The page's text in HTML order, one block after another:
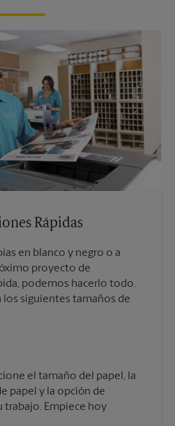
Rápidas
en blanco y negro o a
proyecto de
podemos hacerlo todo.
los siguientes tamaños de
el tamaño del papel, la
papel y la opción de
trabajo. Empiece hoy